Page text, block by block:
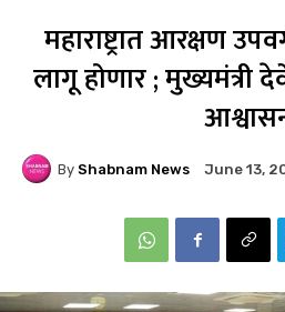
महाराष्ट्रात आरक्षण
लागू होणार ; मुख्यमंत्री
By Shabnam News June 13,